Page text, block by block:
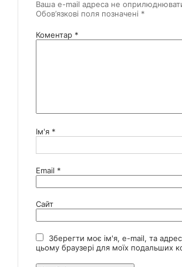
Ваша e-mail адреса не
Обов’язкові поля позначені *
Коментар *
Ім'я *
Email *
Сайт
Зберегти моє ім'я, e-mail, та
цьому браузері для моїх подальших